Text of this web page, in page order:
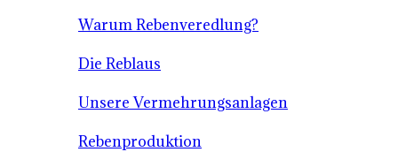
Warum Rebenveredlung?
Die Reblaus
Unsere Vermehrungsanlagen
Rebenproduktion